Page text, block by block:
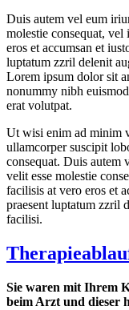
Duis autem vel eum
molestie consequat,
eros et accumsan et
luptatum zzril delenit
Lorem ipsum dolor sit
nonummy nibh
erat volutpat.
Ut wisi enim ad minim
ullamcorper suscipit
consequat. Duis autem
velit esse molestie
facilisis at vero eros et
praesent luptatum zzril
facilisi.
Sie waren mit Ihrem
beim Arzt und dieser